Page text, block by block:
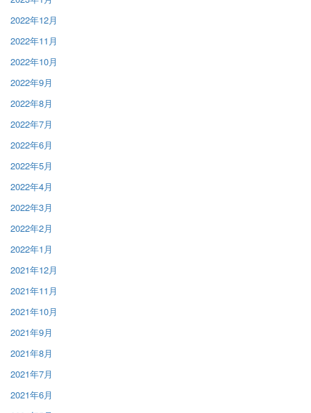
2022年12月
2022年11月
2022年10月
2022年9月
2022年8月
2022年7月
2022年6月
2022年5月
2022年4月
2022年3月
2022年2月
2022年1月
2021年12月
2021年11月
2021年10月
2021年9月
2021年8月
2021年7月
2021年6月